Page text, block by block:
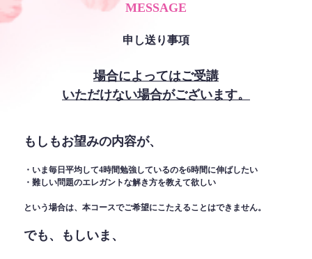
MESSAGE
申し送り事項
場合によってはご受講
いただけない場合がございます。
もしもお望みの内容が、
・いま毎日平均して4時間勉強しているのを6時間に伸ばしたい
・難しい問題のエレガントな解き方を教えて欲しい
という場合は、本コースでご希望にこたえることはできません。
でも、もしいま、